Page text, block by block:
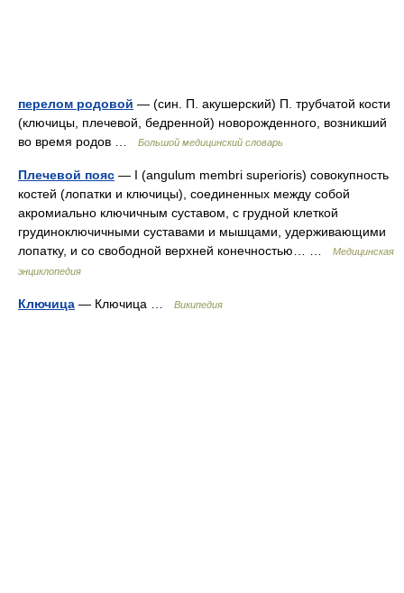
перелом родовой — (син. П. акушерский) П. трубчатой кости
(ключицы, плечевой, бедренной) новорожденного, возникший
во время родов …
Большой медицинский словарь
Плечевой пояс — I (angulum membri superioris) совокупность
костей (лопатки и ключицы), соединенных между собой
акромиально ключичным суставом, с грудной клеткой
грудиноключичными суставами и мышцами, удерживающими
лопатку, и со свободной верхней конечностью… …
Медицинская
энциклопедия
Ключица — Ключица … Википедия